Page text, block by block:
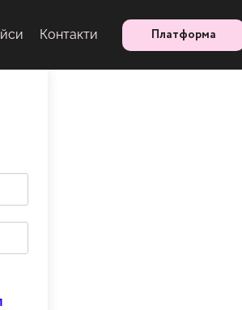
Контакти Платформа